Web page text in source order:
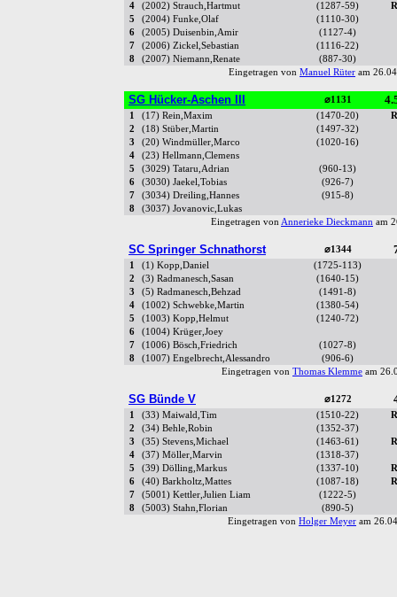
4 (2002) Strauch,Hartmut (1287-59)
5
(2004) Funke,Olaf (1110-30)
6
(2005) Duisenbin,Amir (1127-4)
7
(2006) Zickel,Sebastian (1116-22)
8
(2007) Niemann,Renate (887-30)
Eingetragen von Manuel Rüter am
SG Hücker-Aschen III ⌀1131
1 (17) Rein,Maxim (1470-20)
2
(18) Stüber,Martin
(1497-32)
3
(20) Windmüller,Marco (1020-16)
4
(23) Hellmann,Clemens
5
(3029) Tataru,Adrian (960-13)
6
(3030) Jaekel,Tobias
(926-7)
7
(3034) Dreiling,Hannes (915-8)
8
(3037) Jovanovic,Lukas
Eingetragen vonAnnerieke Dieckmann am
SC Springer Schnathorst ⌀1344
1 (1) Kopp,Daniel
(1725-113)
2
(3) Radmanesch,Sasan (1640-15)
3
(5) Radmanesch,Behzad (1491-8)
4
(1002) Schwebke,Martin
(1380-54)
5
(1003) Kopp,Helmut (1240-72)
6
(1004) Krüger,Joey
7
(1006) Bösch,Friedrich
(1027-8)
8
(1007) Engelbrecht,Alessandro (906-6)
Eingetragen von Thomas Klemme am
SG Bünde V ⌀1272
1 (33) Maiwald,Tim (1510-22)
2
(34) Behle,Robin (1352-37)
3
(35) Stevens,Michael (1463-61)
4
(37) Möller,Marvin (1318-37)
5
(39) Dölling,Markus (1337-10)
6
(40) Barkholtz,Mattes (1087-18)
7
(5001) Kettler,Julien Liam (1222-5)
8
(5003) Stahn,Florian (890-5)
Eingetragen von Holger Meyer am